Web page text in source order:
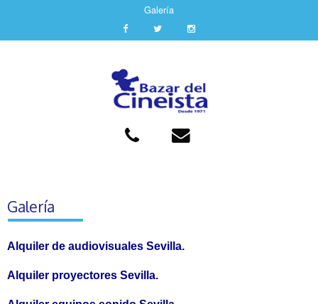
Galería
Galería
Alquiler de audiovisuales Sevilla.
Alquiler proyectores Sevilla.